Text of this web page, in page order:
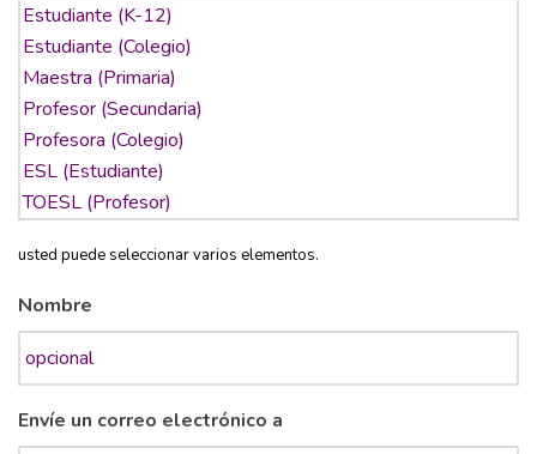
usted puede seleccionar varios elementos.
Nombre
Envíe un correo electrónico a